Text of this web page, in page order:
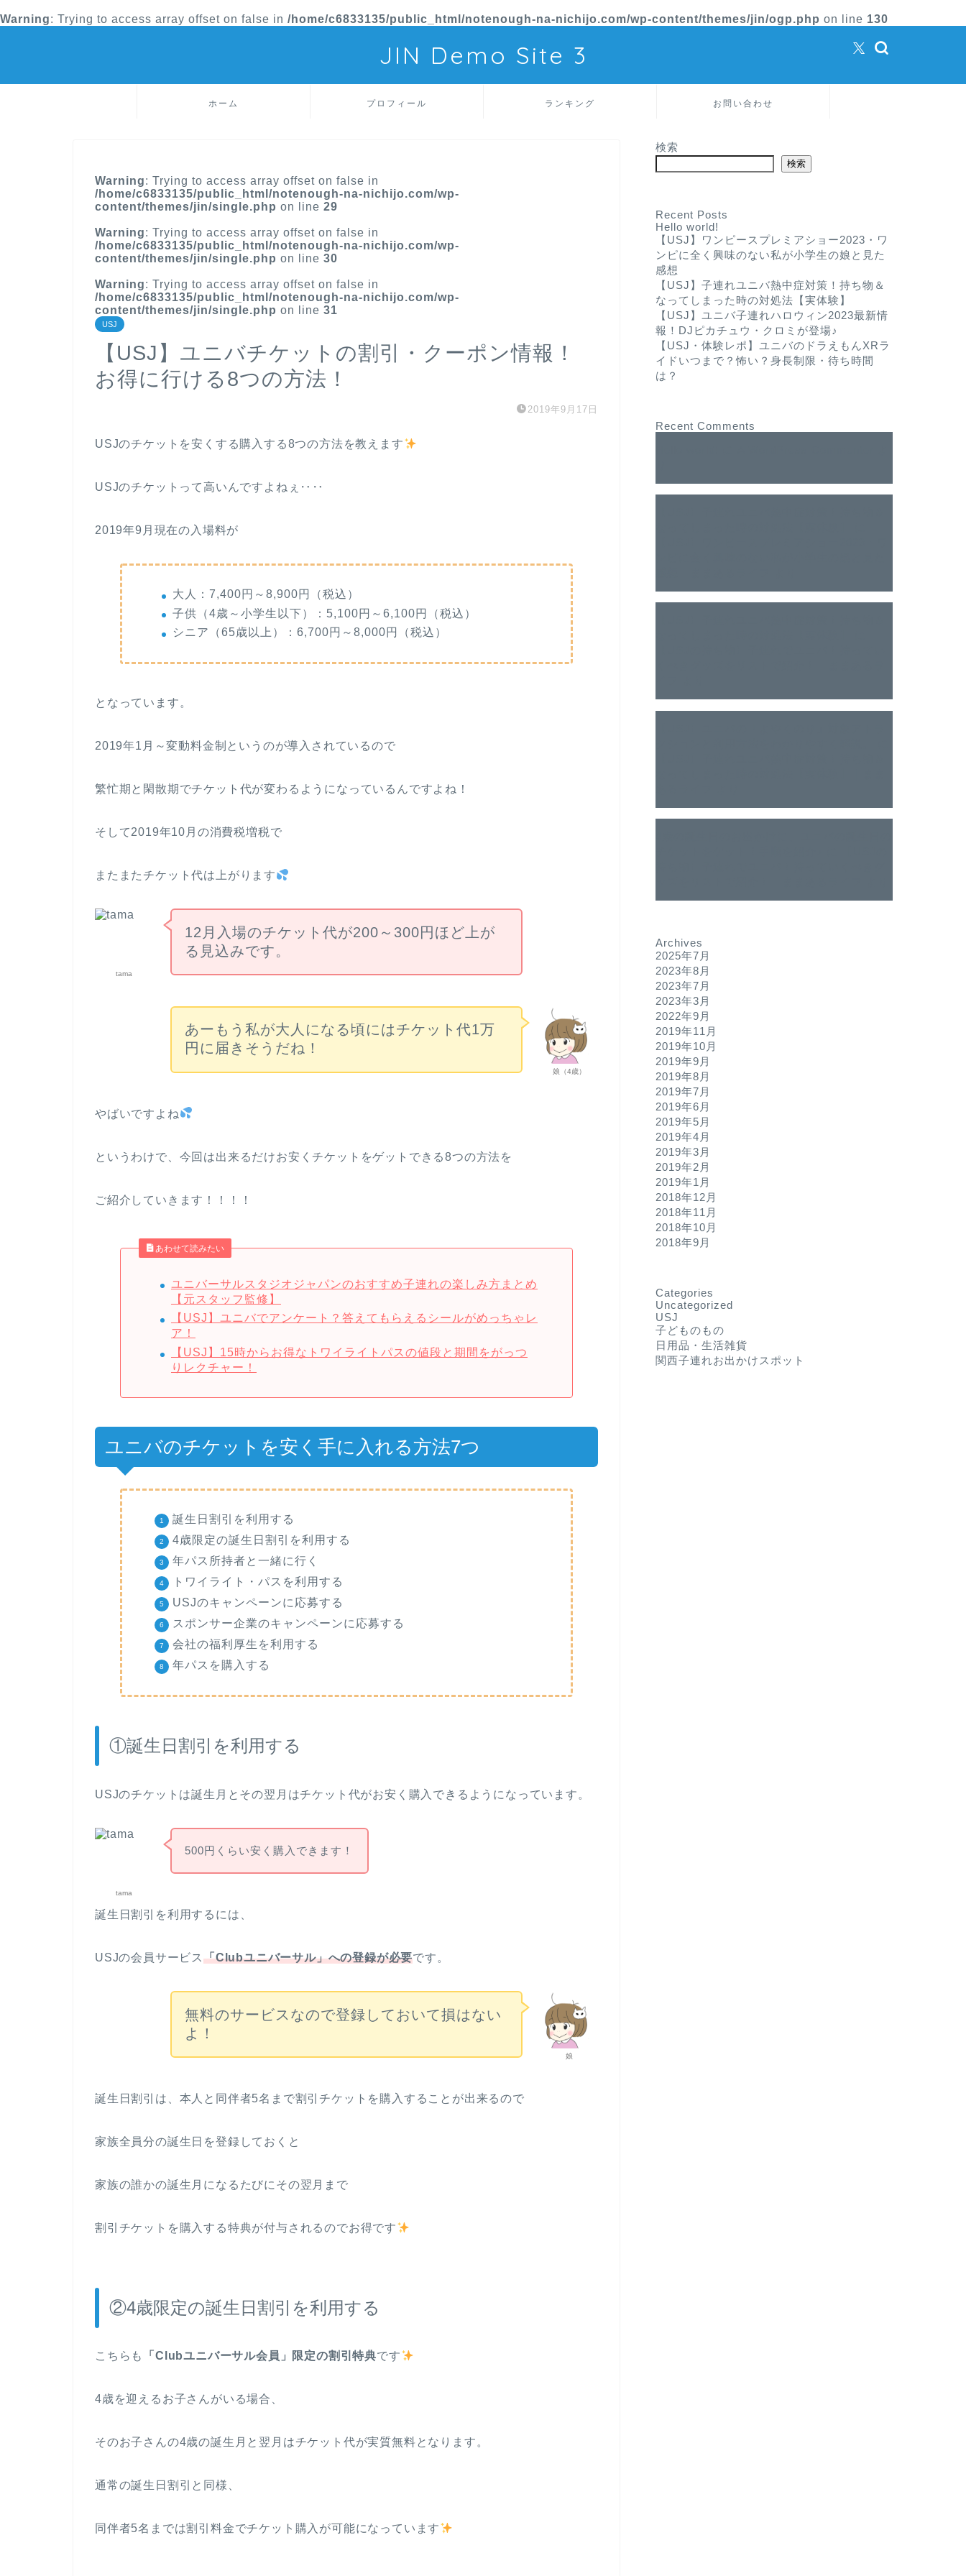
Warning: Trying to access array offset on false in /home/c6833135/public_html/notenough-na-nichijo.com/wp-content/themes/jin/ogp.php on line 130
JIN Demo Site 3
ホーム プロフィール ランキング お問い合わせ
Warning: Trying to access array offset on false in
/home/c6833135/public_html/notenough-na-nichijo.com/wp-
content/themes/jin/single.php on line 29
Warning: Trying to access array offset on false in
/home/c6833135/public_html/notenough-na-nichijo.com/wp-
content/themes/jin/single.php on line 30
Warning: Trying to access array offset on false in
/home/c6833135/public_html/notenough-na-nichijo.com/wp-
content/themes/jin/single.php on line 31
USJ
【USJ】ユニバチケットの割引・クーポン情報！
お得に行ける8つの方法！
2019年9月17日
USJのチケットを安くする購入する8つの方法を教えます
USJのチケットって高いんですよねぇ‥‥
2019年9月現在の入場料が
大人：7,400円～8,900円（税込）
子供（4歳～小学生以下）：5,100円～6,100円（税込）
シニア（65歳以上）：6,700円～8,000円（税込）
となっています。
2019年1月～変動料金制というのが導入されているので
繁忙期と閑散期でチケット代が変わるようになっているんですよね！
そして2019年10月の消費税増税で
またまたチケット代は上がります
tama
12月入場のチケット代が200～300円ほど上が
る見込みです。
娘（4歳）
あーもう私が大人になる頃にはチケット代1万
円に届きそうだね！
やばいですよね
というわけで、今回は出来るだけお安くチケットをゲットできる8つの方法を
ご紹介していきます！！！！
あわせて読みたい
ユニバーサルスタジオジャパンのおすすめ子連れの楽しみ方まとめ
【元スタッフ監修】
【USJ】ユニバでアンケート？答えてもらえるシールがめっちゃレ
ア！
【USJ】15時からお得なトワイライトパスの値段と期間をがっつ
りレクチャー！
ユニバのチケットを安く手に入れる方法7つ
誕生日割引を利用する
4歳限定の誕生日割引を利用する
年パス所持者と一緒に行く
トワイライト・パスを利用する
USJのキャンペーンに応募する
スポンサー企業のキャンペーンに応募する
会社の福利厚生を利用する
年パスを購入する
①誕生日割引を利用する
USJのチケットは誕生月とその翌月はチケット代がお安く購入できるようになっています。
tama
500円くらい安く購入できます！
誕生日割引を利用するには、
USJの会員サービス 「Clubユニバーサル」への登録が必要です。
娘
無料のサービスなので登録しておいて損はない
よ！
誕生日割引は、本人と同伴者5名まで割引チケットを購入することが出来るので
家族全員分の誕生日を登録しておくと
家族の誰かの誕生月になるたびにその翌月まで
割引チケットを購入する特典が付与されるのでお得です
②4歳限定の誕生日割引を利用する
こちらも 「Clubユニバーサル会員」限定の割引特典です
4歳を迎えるお子さんがいる場合、
そのお子さんの4歳の誕生月と翌月はチケット代が実質無料となります。
通常の誕生日割引と同様、
同伴者5名までは割引料金でチケット購入が可能になっています
検索
検索
Recent Posts
Hello world!
【USJ】ワンピースプレミアショー2023・ワ
ンピに全く興味のない私が小学生の娘と見た
感想
【USJ】子連れユニバ熱中症対策！持ち物＆
なってしまった時の対処法【実体験】
【USJ】ユニバ子連れハロウィン2023最新情
報！DJピカチュウ・クロミが登場♪
【USJ・体験レポ】ユニバのドラえもんXRラ
イドいつまで？怖い？身長制限・待ち時間
は？
Recent Comments
Archives
2025年7月
2023年8月
2023年7月
2023年3月
2022年9月
2019年11月
2019年10月
2019年9月
2019年8月
2019年7月
2019年6月
2019年5月
2019年4月
2019年3月
2019年2月
2019年1月
2018年12月
2018年11月
2018年10月
2018年9月
Categories
Uncategorized
USJ
子どものもの
日用品・生活雑貨
関西子連れお出かけスポット